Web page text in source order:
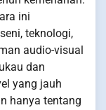
ini
teknologi,
audio-visual
dan
yang jauh
hanya tentang